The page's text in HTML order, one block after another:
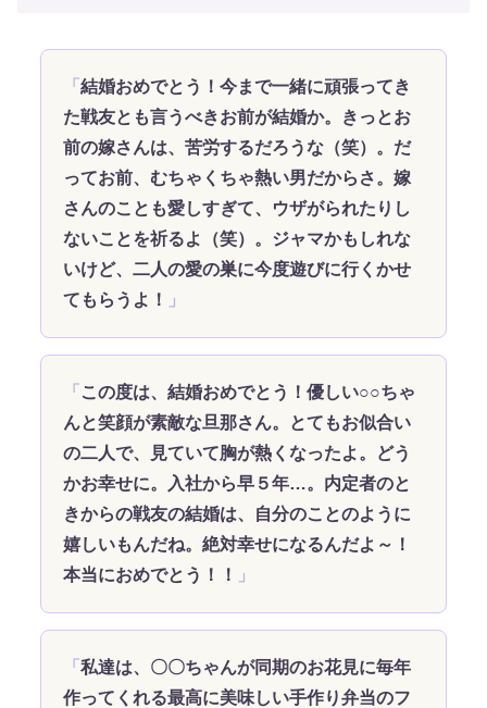
結婚おめでとう！今まで一緒に頑張ってき
た戦友とも言うべきお前が結婚か。きっとお
前の嫁さんは、苦労するだろうな（笑）。だ
ってお前、むちゃくちゃ熱い男だからさ。嫁
さんのことも愛しすぎて、ウザがられたりし
ないことを祈るよ（笑）。ジャマかもしれな
いけど、二人の愛の巣に今度遊びに行くかせ
てもらうよ！
この度は、結婚おめでとう！優しい○○ちゃ
んと笑顔が素敵な旦那さん。とてもお似合い
の二人で、見ていて胸が熱くなったよ。どう
かお幸せに。入社から早５年…。内定者のと
きからの戦友の結婚は、自分のことのように
嬉しいもんだね。絶対幸せになるんだよ～！
本当におめでとう！！
私達は、〇〇ちゃんが同期のお花見に毎年
作ってくれる最高に美味しい手作り弁当のフ